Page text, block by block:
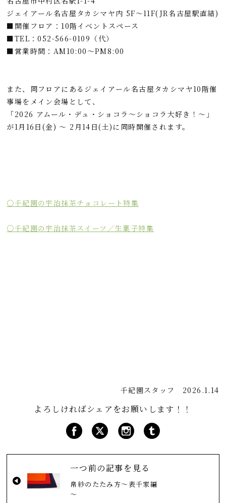
ジェイアール名古屋タカシマヤ内 5F～11F(JR名古屋駅直結)
■開催フロア：10階イベントスペース
■TEL：052-566-0109（代）
■営業時間：AM10:00～PM8:00
また、同フロアにあるジェイアール名古屋タカシマヤ10階催
事場をメイン会場として、
「2026 アムール・デュ・ショコラ～ショコラ大好き！～」
が1月16日(金) ～ 2月14日(土)に同時開催されます。
〇千紀園の宇治抹茶チョコレート特集
〇千紀園の宇治抹茶スイーツ／生菓子特集
千紀園スタッフ 2026.1.14
よろしければシェアをお願いします！！
一つ前の記事を見る
帛紗のたたみ方～表千家編
～